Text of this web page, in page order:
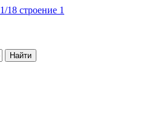
18 строение 1
Найти